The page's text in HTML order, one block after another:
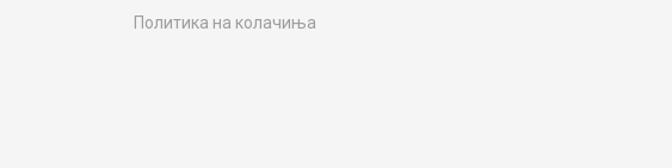
Политика на колачиња